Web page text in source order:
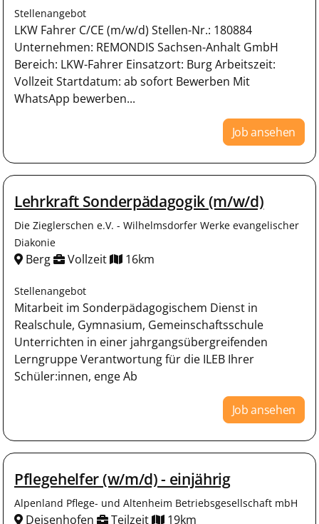
Stellenangebot
LKW Fahrer C/CE (m/w/d) Stellen-Nr.: 180884
Unternehmen: REMONDIS Sachsen-Anhalt GmbH
Bereich: LKW-Fahrer Einsatzort: Burg Arbeitszeit:
Vollzeit Startdatum: ab sofort Bewerben Mit
WhatsApp bewerben...
Job ansehen
Lehrkraft Sonderpädagogik (m/w/d)
Die Zieglerschen e.V. - Wilhelmsdorfer Werke evangelischer
Diakonie
Berg Vollzeit 16km
Stellenangebot
Mitarbeit im Sonderpädagogischem Dienst in
Realschule, Gymnasium, Gemeinschaftsschule
Unterrichten in einer jahrgangsübergreifenden
Lerngruppe Verantwortung für die ILEB Ihrer
Schüler:innen, enge Ab
Job ansehen
Pflegehelfer (w/m/d) - einjährig
Alpenland Pflege- und Altenheim Betriebsgesellschaft mbH
Deisenhofen Teilzeit 19km